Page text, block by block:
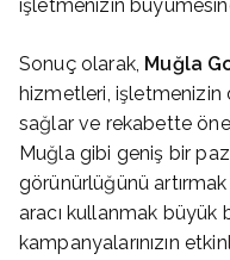
işletmenizin
Sonuç olarak, Muğla
hizmetleri,
sağlar ve rekabette
Muğla gibi geniş bir
görünürlüğünü artırmak
aracı kullanmak büyük
kampanyalarınızın